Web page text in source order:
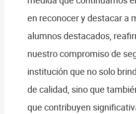
en reconocer y destacar a
alumnos destacados,
nuestro compromiso de
institución que no solo
de calidad, sino que
que contribuyen